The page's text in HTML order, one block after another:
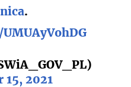
.
15, 2021